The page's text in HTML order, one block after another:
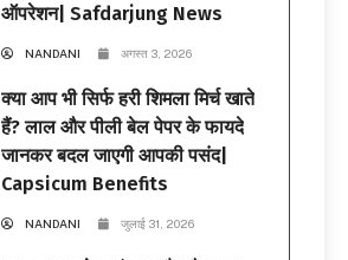
ऑपरेशन| Safdarjung News
NANDANI अगस्त 3, 2026
क्या आप भी सिर्फ हरी शिमला मिर्च खाते
हैं? लाल और पीली बेल पेपर के फायदे
जानकर बदल जाएगी आपकी पसंद|
Capsicum Benefits
NANDANI जुलाई 31, 2026